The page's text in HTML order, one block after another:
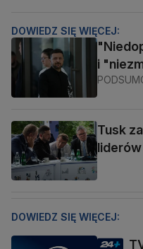
DOWIEDZ SIĘ WIĘCEJ:
i
Tusk
DOWIEDZ SIĘ WIĘCEJ: